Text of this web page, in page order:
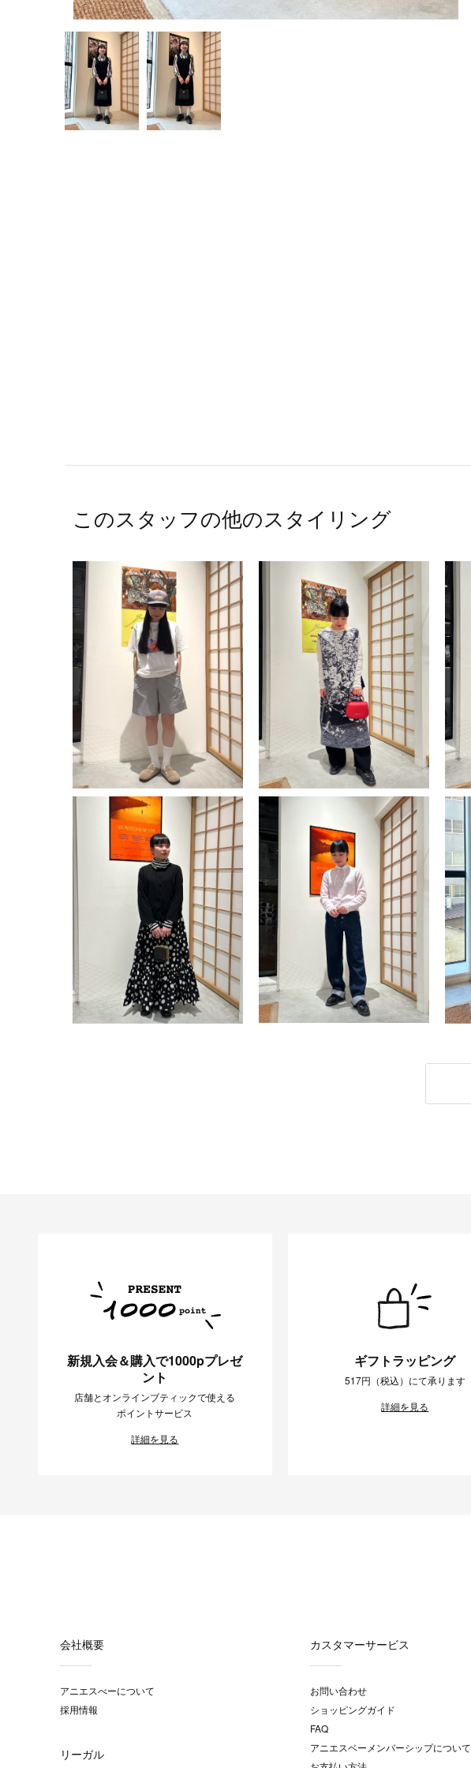
このスタッフの他のスタイリング
新規入会＆購入で1000pプレゼ
ント
店舗とオンラインブティックで使える
ポイントサービス
詳細を見る
ギフトラッピング
517円（税込）にて承ります
詳細を見る
会社概要
アニエスべーについて
採用情報
リーガル
カスタマーサービス
お問い合わせ
ショッピングガイド
FAQ
アニエスベーメンバーシップについて